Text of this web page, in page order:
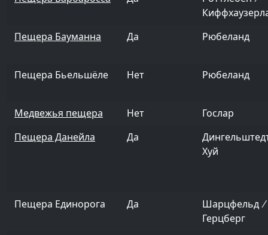
Пещера Бауманна Да Рюбеланд
Пещера Бьельшёле Нет Рюбеланд
Медвежья пещера Нет Гослар
Пещера Данейла Да
Хуй
Пещера Единорога Да
Шарцфельд /
Герцберг